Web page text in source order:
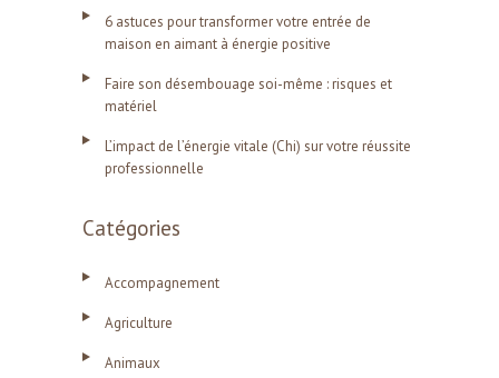
6 astuces pour transformer votre entrée de
maison en aimant à énergie positive
Faire son désembouage soi-même : risques et
matériel
L’impact de l’énergie vitale (Chi) sur votre réussite
professionnelle
Catégories
Accompagnement
Agriculture
Animaux